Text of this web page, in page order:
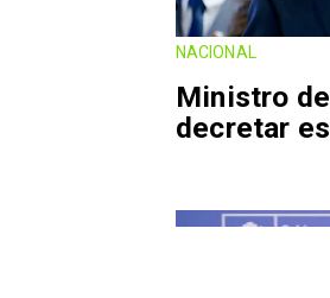
NACIONAL
Ministro
decretar